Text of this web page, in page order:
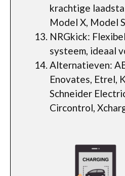
krachtige
Model X, Model
NRGkick:
systeem, ideaal
Alternatieven:
Enovates, Etrel,
Schneider
Circontrol,